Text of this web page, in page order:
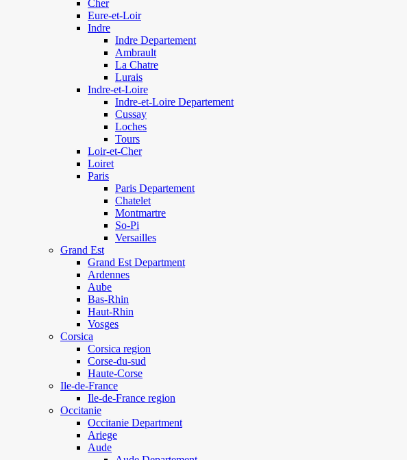
Cher
Eure-et-Loir
Indre
Indre Departement
Ambrault
La Chatre
Lurais
Indre-et-Loire
Indre-et-Loire Departement
Cussay
Loches
Tours
Loir-et-Cher
Loiret
Paris
Paris Departement
Chatelet
Montmartre
So-Pi
Versailles
Grand Est
Grand Est Department
Ardennes
Aube
Bas-Rhin
Haut-Rhin
Vosges
Corsica
Corsica region
Corse-du-sud
Haute-Corse
Ile-de-France
Ile-de-France region
Occitanie
Occitanie Department
Ariege
Aude